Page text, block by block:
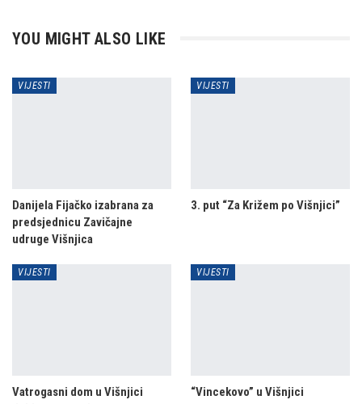
YOU MIGHT ALSO LIKE
VIJESTI
Danijela Fijačko izabrana za
predsjednicu Zavičajne
udruge Višnjica
VIJESTI
3. put “Za Križem po Višnjici”
VIJESTI
Vatrogasni dom u Višnjici
VIJESTI
“Vincekovo” u Višnjici